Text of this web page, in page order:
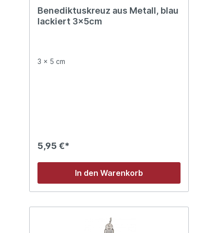
Benediktuskreuz aus Metall, blau
lackiert 3x5cm
3 x 5 cm
5,95 €*
In den Warenkorb